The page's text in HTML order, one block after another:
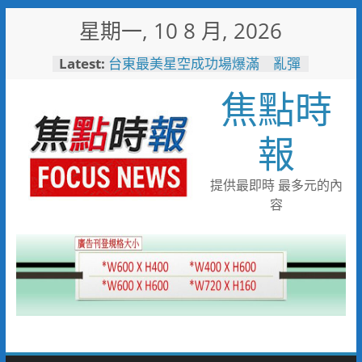
星期一, 10 8 月, 2026
Latest: 台東最美星空成功場爆滿 亂彈
看飛機看到「迷航」！7旬嬤誤
闖機場工地 小港桂陽所暖警助
返家
兩岸翰墨同心共書忠義仁勇 張
惠臣書《忠義》 林家同寫《仁
勇》 2026(丙午)海峽兩岸藝術
名家共祝關公文化節台灣八卦山
中元普渡這盒最有心！臺南集結
10款人氣農產 愛買限量開賣
一直走在前面！單月42.8萬人
次！ 中市敬老計程車隊服務人
次創新高
焦點時
報
提供最即時 最多元的內
容